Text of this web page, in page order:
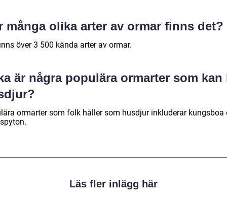
många olika arter av ormar finns det?
över 3 500 kända arter av ormar.
är några populära ormarter som kan
ormarter som folk håller som husdjur inkluderar kungsboa
Läs fler inlägg här